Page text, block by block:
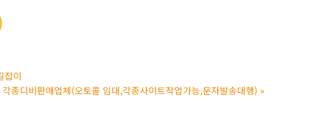
잡이
종디비판매업체(오토콜 임대,각종사이트작업가능,문자발송대행) »